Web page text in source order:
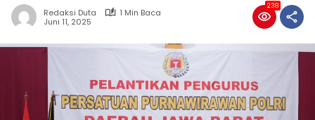
Redaksi Duta
1 Min Baca
Juni 11, 2025
238